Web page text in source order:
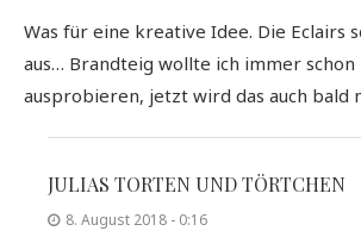
Was für eine kreative Idee. Die Eclairs
aus… Brandteig wollte ich immer schon
ausprobieren, jetzt wird das auch bald
JULIAS TORTEN UND TÖRTCHEN
8. August 2018 - 0:16